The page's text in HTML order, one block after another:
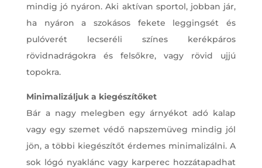
mindig jó nyáron. Aki aktívan sportol, jobban jár,
ha nyáron a szokásos fekete leggingsét és
pulóverét lecseréli színes kerékpáros
rövidnadrágokra és felsőkre, vagy rövid ujjú
topokra.
Minimalizáljuk a kiegészítőket
Bár a nagy melegben egy árnyékot adó kalap
vagy egy szemet védő napszemüveg mindig jól
jön, a többi kiegészítőt érdemes minimalizálni. A
sok lógó nyaklánc vagy karperec hozzátapadhat